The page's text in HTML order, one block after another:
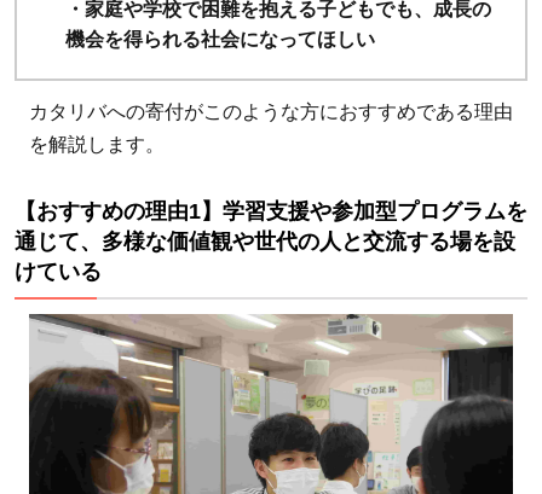
1.1
すす
理由
学習
支援
や参
加型
プロ
グラ
ムを
通じ
て、
・家庭や学校で困難を抱える子どもでも、成長の
機会を得られる社会になってほしい
カタリバへの寄付がこのような方におすすめである理由
を解説します。
【おすすめの理由1】学習支援や参加型プログラムを
通じて、多様な価値観や世代の人と交流する場を設
けている